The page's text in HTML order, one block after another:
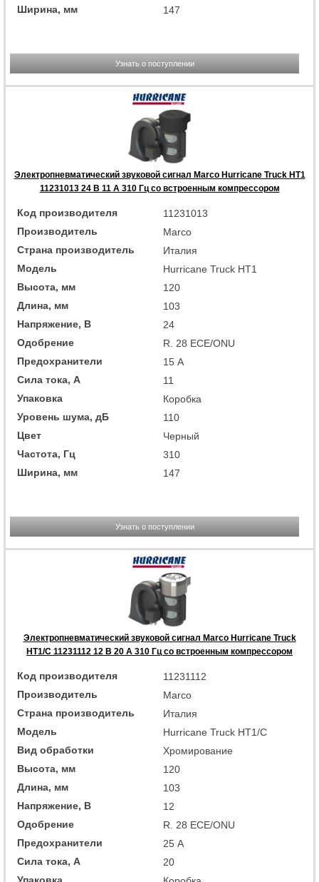
Ширина, мм 147
Узнать о поступлении
Электропневматический звуковой сигнал Marco Hurricane Truck HT1
11231013 24 В 11 А 310 Гц со встроенным компрессором
Код производителя
11231013
Производитель
Marco
Страна производитель
Италия
Модель
Hurricane Truck HT1
Высота, мм
120
Длина, мм
103
Напряжение, В
24
Одобрение
R. 28 ECE/ONU
Предохранители
15 А
Сила тока, А
11
Упаковка
Коробка
Уровень шума, дБ
110
Цвет
Черный
Частота, Гц
310
Ширина, мм
147
Узнать о поступлении
Электропневматический звуковой сигнал Marco Hurricane Truck
HT1/C 11231112 12 В 20 А 310 Гц со встроенным компрессором
Код производителя
11231112
Производитель
Marco
Страна производитель
Италия
Модель
Hurricane Truck HT1/C
Вид обработки
Хромирование
Высота, мм
120
Длина, мм
103
Напряжение, В
12
Одобрение
R. 28 ECE/ONU
Предохранители
25 А
Сила тока, А
20